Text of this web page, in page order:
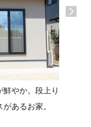
やか。段上り
あるお家。